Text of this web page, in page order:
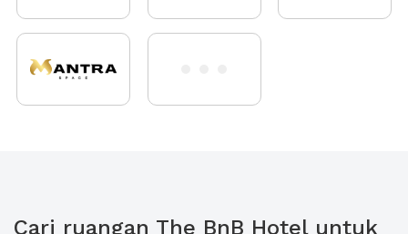
Cari ruangan The BnB Hotel untuk